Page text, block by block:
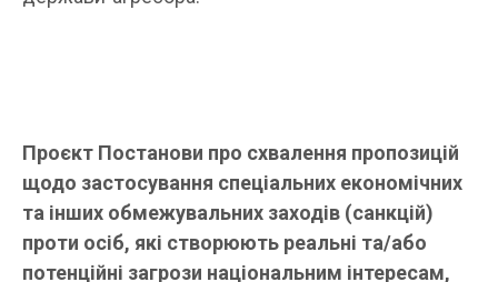
Проєкт Постанови про схвалення пропозицій
щодо застосування спеціальних економічних
та інших обмежувальних заходів (санкцій)
проти осіб, які створюють реальні та/або
потенційні загрози національним інтересам,